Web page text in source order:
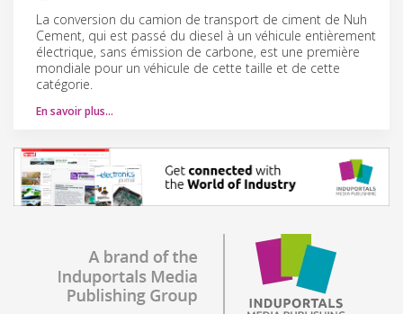
La conversion du camion de transport de ciment de Nuh
Cement, qui est passé du diesel à un véhicule entièrement
électrique, sans émission de carbone, est une première
mondiale pour un véhicule de cette taille et de cette
catégorie.
En savoir plus…